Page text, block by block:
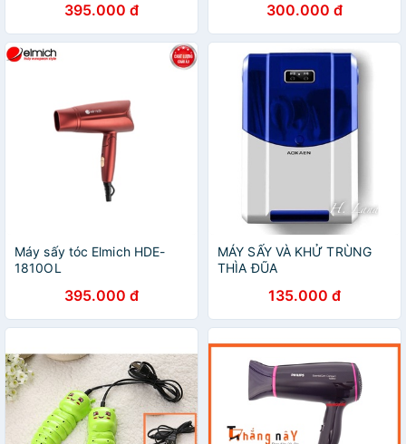
395.000 đ 300.000 đ
Máy sấy tóc Elmich HDE-
1810OL
395.000 đ
MÁY SẤY VÀ KHỬ TRÙNG
THÌA ĐŨA
135.000 đ